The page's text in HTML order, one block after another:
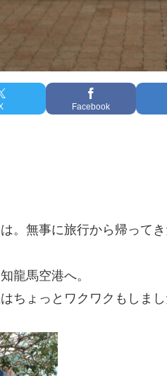
Facebook
。無事に旅行から帰ってき
龍馬空港へ。
ちょっとワクワクもしま